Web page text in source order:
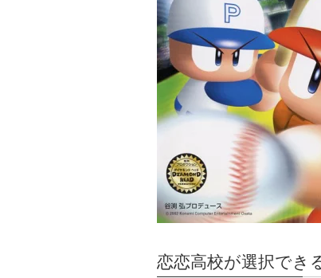
恋恋高校が選択でき